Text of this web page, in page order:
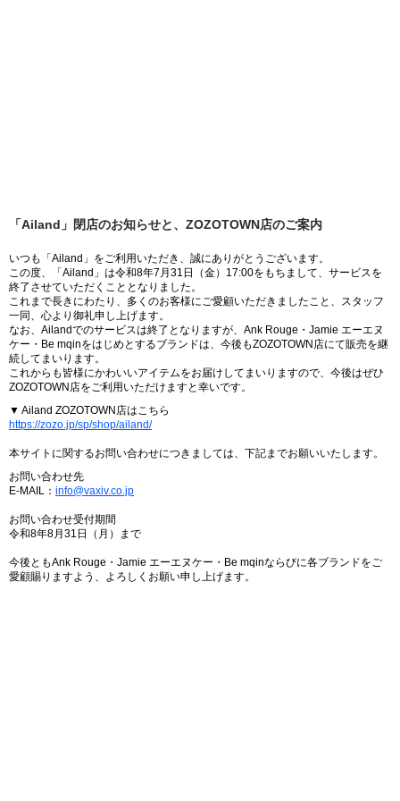
「Ailand」閉店のお知らせと、ZOZOTOWN店のご案内
いつも「Ailand」をご利用いただき、誠にありがとうございます。
この度、「Ailand」は令和8年7月31日（金）17:00をもちまして、サービスを
終了させていただくこととなりました。
これまで長きにわたり、多くのお客様にご愛顧いただきましたこと、スタッフ
一同、心より御礼申し上げます。
なお、Ailandでのサービスは終了となりますが、Ank Rouge・Jamie エーエヌ
ケー・Be mqinをはじめとするブランドは、今後もZOZOTOWN店にて販売を継
続してまいります。
これからも皆様にかわいいアイテムをお届けしてまいりますので、今後はぜひ
ZOZOTOWN店をご利用いただけますと幸いです。
▼ Ailand ZOZOTOWN店はこちら
https://zozo.jp/sp/shop/ailand/
本サイトに関するお問い合わせにつきましては、下記までお願いいたします。
お問い合わせ先
E-MAIL： info@vaxiv.co.jp
お問い合わせ受付期間
令和8年8月31日（月）まで
今後ともAnk Rouge・Jamie エーエヌケー・Be mqinならびに各ブランドをご
愛顧賜りますよう、よろしくお願い申し上げます。